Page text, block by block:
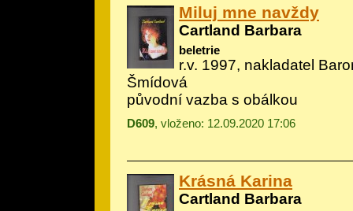
Miluj mne navždy
Cartland Barbara
beletrie
r.v. 1997, nakladatel
Šmídová
původní vazba s obálkou
D609, vloženo: 12.09.2020 17:06
Krásná Karina
Cartland Barbara